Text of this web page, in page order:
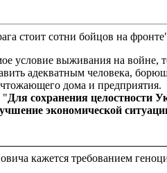
стоит сотни бойцов на
условие выживания на войне,
адекватным человека,
дома и предприятия.
"Для сохранения целостности
экономической
кажется требованием